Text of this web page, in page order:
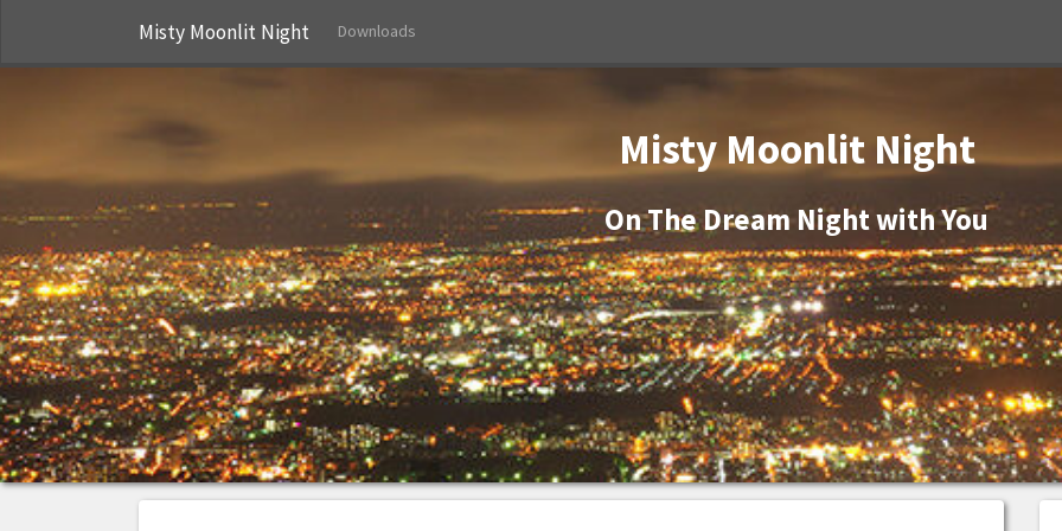
Misty Moonlit Night Downloads
Misty Moonlit Night
On The Dream Night with You